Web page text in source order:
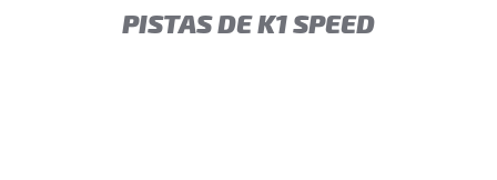
PISTAS DE K1 SPEED